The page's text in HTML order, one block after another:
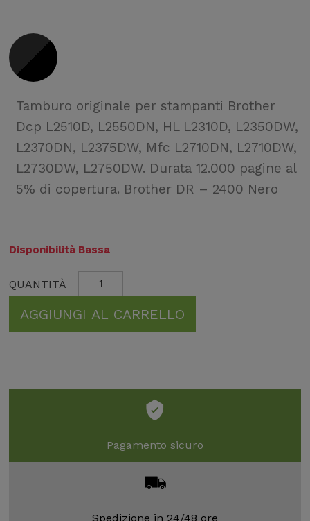
Tamburo originale per stampanti Brother
Dcp L2510D, L2550DN, HL L2310D, L2350DW,
L2370DN, L2375DW, Mfc L2710DN, L2710DW,
L2730DW, L2750DW. Durata 12.000 pagine al
5% di copertura. Brother DR – 2400 Nero
Disponibilità Bassa
AGGIUNGI AL CARRELLO
Pagamento sicuro
Spedizione in 24/48 ore